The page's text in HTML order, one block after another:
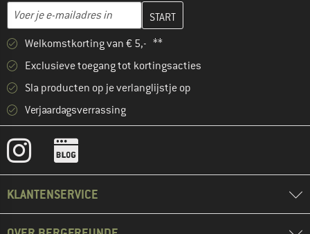
E-mailadres
Vul je e-mailadres hier in en maak in de volgende stap je
Welkomstkorting van € 5,- **
Exclusieve toegang tot kortingsacties
Sla producten op je verlanglijstje op
Verjaardagsverrassing
KLANTENSERVICE